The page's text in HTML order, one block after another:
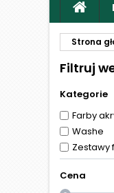
Strona
Filtruj
Kategorie
Farby
Washe
Zestawy
Cena